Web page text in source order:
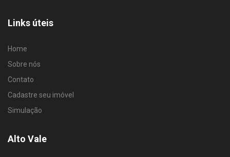
Links úteis
Home
Sobre nós
Contato
Cadastre seu imóvel
Simulação
Alto Vale